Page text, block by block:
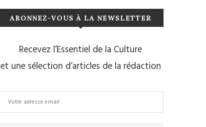
ABONNEZ-VOUS À LA NEWSLETTER
Recevez l’Essentiel de la Culture
et une sélection d’articles de la rédaction